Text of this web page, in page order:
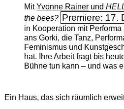
MitYvonne Rainerund
the bees? Premiere: 17.
in Kooperation mit
ans Gorki, die Tanz,
Feminismus und
hat. Ihre Arbeit fragt bis
Bühne tun kann – und was
Ein Haus, das sich räumlich